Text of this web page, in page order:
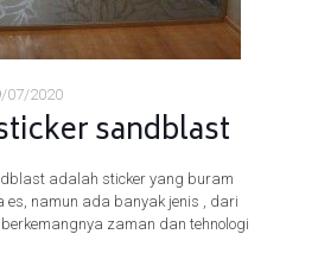
07/2020
sandblast
adalah sticker yang buram
es, namun ada banyak jenis , dari
zaman dan tehnologi